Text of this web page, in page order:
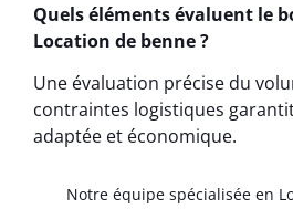
Quels éléments évaluent le
Location de benne ?
Une évaluation précise du
contraintes logistiques
adaptée et économique.
Notre équipe spécialisée en